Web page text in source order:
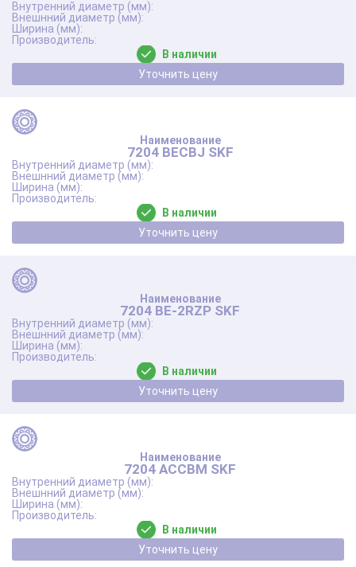
В наличии
Уточнить цену
7204 BECBJ SKF
В наличии
Уточнить цену
7204 BE-2RZP SKF
В наличии
Уточнить цену
7204 ACCBM SKF
В наличии
Уточнить цену